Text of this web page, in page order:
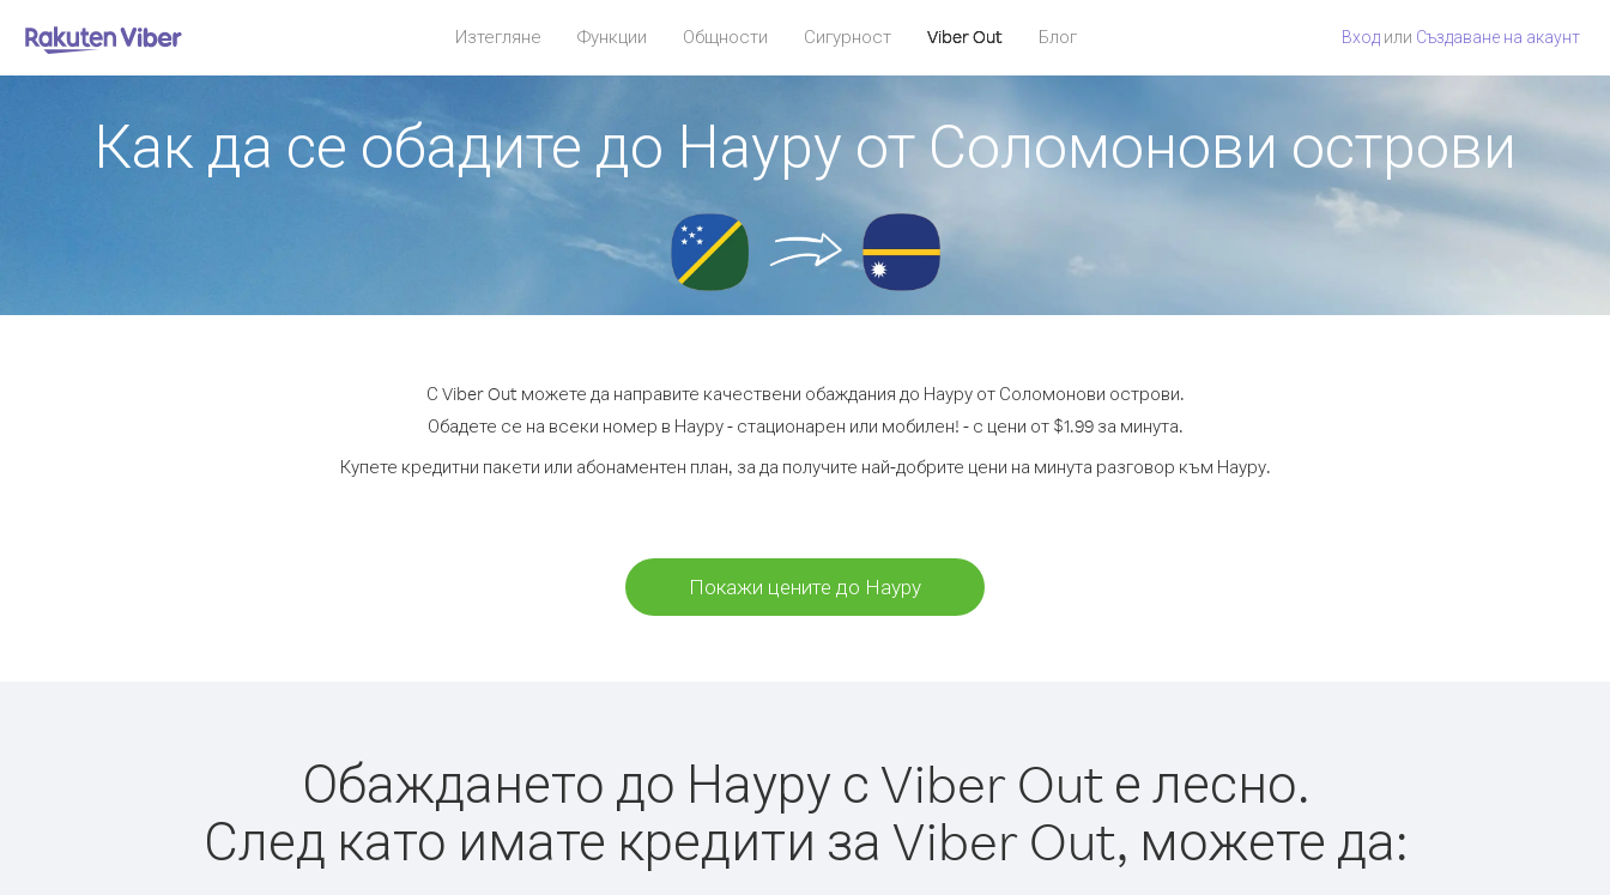
Изтегляне Функции Общности Сигурност Viber Out Блог Вход или Създаване на акаунт
Как да се обадите до Науру от Соломонови острови
С Viber Out можете да направите качествени обаждания до Науру от Соломонови острови.
Обадете се на всеки номер в Науру - стационарен или мобилен! - с цени от $1.99 за минута.
Купете кредитни пакети или абонаментен план, за да получите най-добрите цени на минута разговор към Науру.
Покажи цените до Науру
Обаждането до Науру с Viber Out е лесно.
След като имате кредити за Viber Out, можете да: